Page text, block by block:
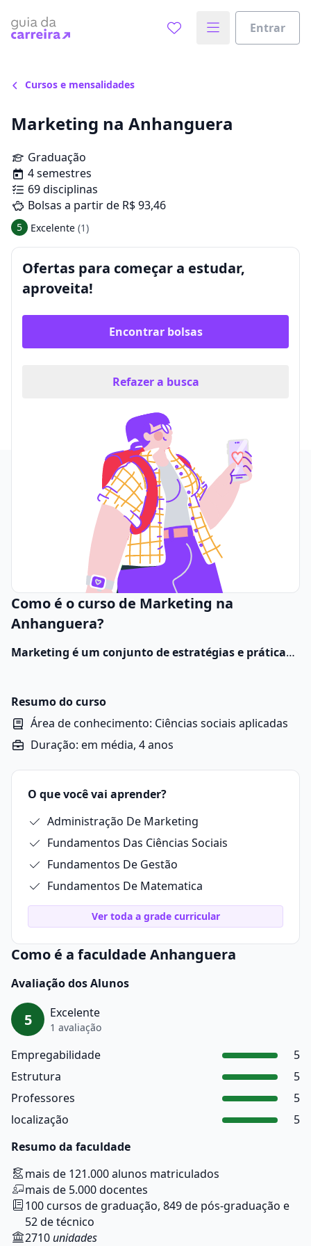
Entrar
Cursos e mensalidades
Marketing na Anhanguera
Graduação
4 semestres
69 disciplinas
Bolsas a partir de R$ 93,46
5 Excelente (1)
Ofertas para começar a estudar,
aproveita!
Encontrar bolsas
Refazer a busca
Como é o curso de Marketing na
Anhanguera?
Marketing é um conjunto de estratégias e práticas
serviços de forma eficiente.
Resumo do curso
Área de conhecimento: Ciências sociais aplicadas
Duração: em média, 4 anos
O que você vai aprender?
Administração De Marketing
Fundamentos Das Ciências Sociais
Fundamentos De Gestão
Fundamentos De Matematica
Ver toda a grade curricular
Como é a faculdade Anhanguera
Avaliação dos Alunos
5 Excelente
1 avaliação
Empregabilidade
5
Estrutura
5
Professores
5
localização
5
Resumo da faculdade
mais de 121.000 alunos matriculados
mais de 5.000 docentes
100 cursos de graduação, 849 de pós-graduação e
52 de técnico
2710unidades